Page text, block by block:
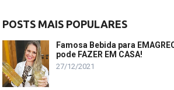
POSTS MAIS POPULARES
Famosa Bebida para
pode FAZER EM CASA!
27/12/2021